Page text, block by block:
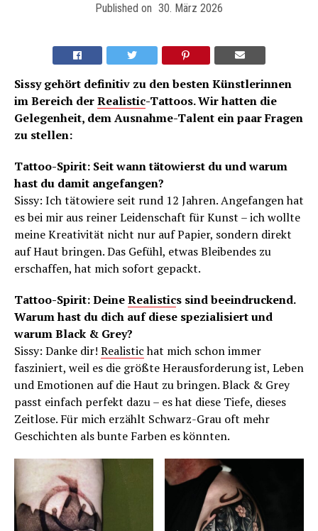
Published on 30. März 2026
Sissy gehört definitiv zu den besten Künstlerinnen
im Bereich derRealistic-Tattoos. Wir hatten die
Gelegenheit, dem Ausnahme-Talent ein paar Fragen
zu stellen:
Tattoo-Spirit: Seit wann tätowierst du und warum
hast du damit angefangen?
Sissy: Ich tätowiere seit rund 12 Jahren. Angefangen hat
es bei mir aus reiner Leidenschaft für Kunst – ich wollte
meine Kreativität nicht nur auf Papier, sondern direkt
auf Haut bringen. Das Gefühl, etwas Bleibendes zu
erschaffen, hat mich sofort gepackt.
Tattoo-Spirit: DeineRealistics sind beeindruckend.
Warum hast du dich auf diese spezialisiert und
warum Black & Grey?
Sissy: Danke dir! Realistichat mich schon immer
fasziniert, weil es die größte Herausforderung ist, Leben
und Emotionen auf die Haut zu bringen. Black & Grey
passt einfach perfekt dazu – es hat diese Tiefe, dieses
Zeitlose. Für mich erzählt Schwarz-Grau oft mehr
Geschichten als bunte Farben es könnten.